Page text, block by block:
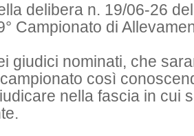
delibera n. 19/06-26
Campionato di
giudici nominati, che
così
nella fascia in cui